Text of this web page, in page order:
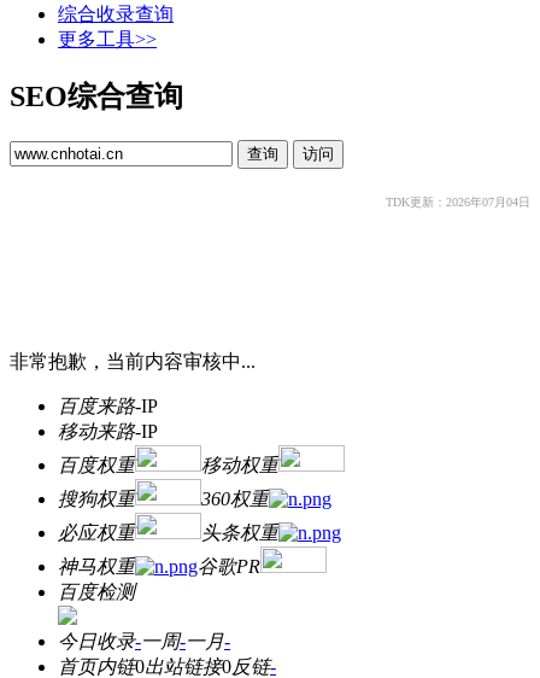
综合收录查询
更多工具>>
SEO综合查询
TDK更新：2026年07月04日
非常抱歉，当前内容审核中...
百度来路-IP
移动来路-IP
百度权重
移动权重
搜狗权重
360权重
必应权重
头条权重
神马权重
谷歌PR
百度检测
今日收录-一周-一月-
首页内链0出站链接0反链-